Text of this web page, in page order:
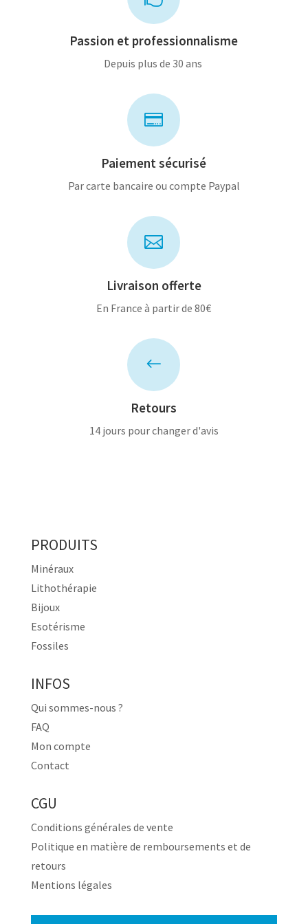
Passion et professionnalisme
Depuis plus de 30 ans

Paiement sécurisé
Par carte bancaire ou compte Paypal

Livraison offerte
En France à partir de 80€
#
Retours
14 jours pour changer d'avis
PRODUITS
Minéraux
Lithothérapie
Bijoux
Esotérisme
Fossiles
INFOS
Qui sommes-nous ?
FAQ
Mon compte
Contact
CGU
Conditions générales de vente
Politique en matière de remboursements et de
retours
Mentions légales